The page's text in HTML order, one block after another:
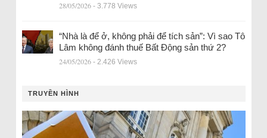
28/05/2026 - 3.778 Views
“Nhà là để ở, không phải để tích sản”: Vì sao Tô
Lâm không đánh thuế Bất Động sản thứ 2?
24/05/2026 - 2.426 Views
TRUYỀN HÌNH